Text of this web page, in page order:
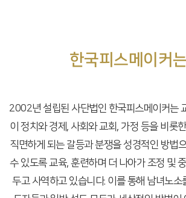
한국피스메이커
2002년 설립된 사단법인 한국피스메이커는
이 정치와 경제, 사회와 교회, 가정 등을비롯
직면하게 되는 갈등과 분쟁을성경적인 방법
수 있도록 교육, 훈련하며 더 나아가 조정 및
두고 사역하고 있습니다. 이를 통해 남녀노소